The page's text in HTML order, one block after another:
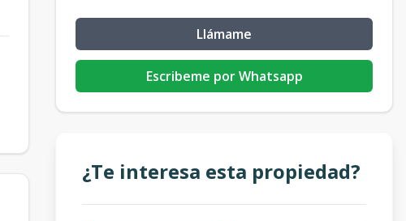
Llámame
Escribeme por Whatsapp
¿Te interesa esta propiedad?